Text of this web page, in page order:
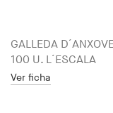
GALLEDA
100 U. L´ESCALA
Ver ficha